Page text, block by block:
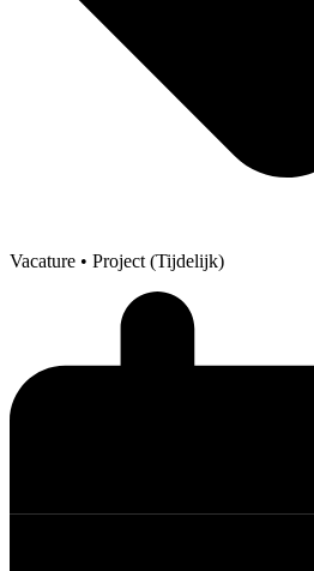
Vacature • Project (Tijdelijk)